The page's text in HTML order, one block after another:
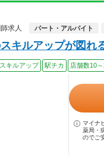
求人
パート・アルバイト
キルアップが図れ
スキルアップ 駅チカ 店舗数10
マイナ
薬局・
のでご